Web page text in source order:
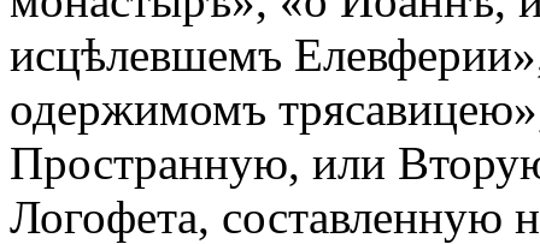
исцѣлевшемъ
одержимомъ
Пространную, или
Логофета, составленную